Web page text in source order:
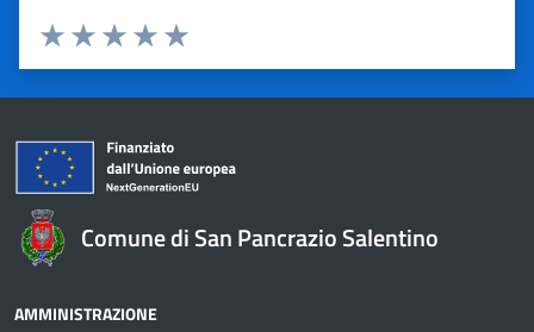
Valuta 5 stelle su 5
Valuta 4 stelle su 5
Valuta 3 stelle su 5
Valuta 2 stelle su 5
Valuta 1 stelle su 5
Comune di San Pancrazio Salentino
AMMINISTRAZIONE